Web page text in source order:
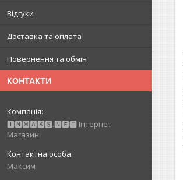
Відгуки
Доставка та оплата
Повернення та обмін
КОНТАКТИ
🅸🅽🅼🅰🅺🆂.🅽🅴🆃 Інтернет
Магазин
Максим